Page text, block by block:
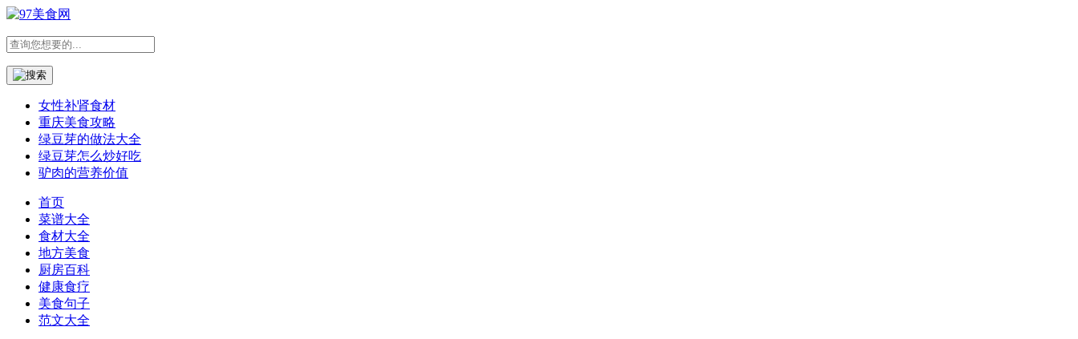
女性补肾食材
重庆美食攻略
绿豆芽的做法大全
绿豆芽怎么炒好吃
驴肉的营养价值
首页
菜谱大全
食材大全
地方美食
厨房百科
健康食疗
美食句子
范文大全